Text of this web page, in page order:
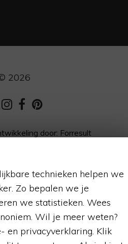
2026
Instagram
Facebook
Pinterest
door: Forresult
technieken helpen we
Zo bepalen we je
we statistieken. Wees
Wil je meer weten?
en privacyverklaring. Klik